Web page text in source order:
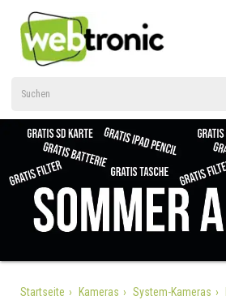
Startseite Kameras System-Kameras